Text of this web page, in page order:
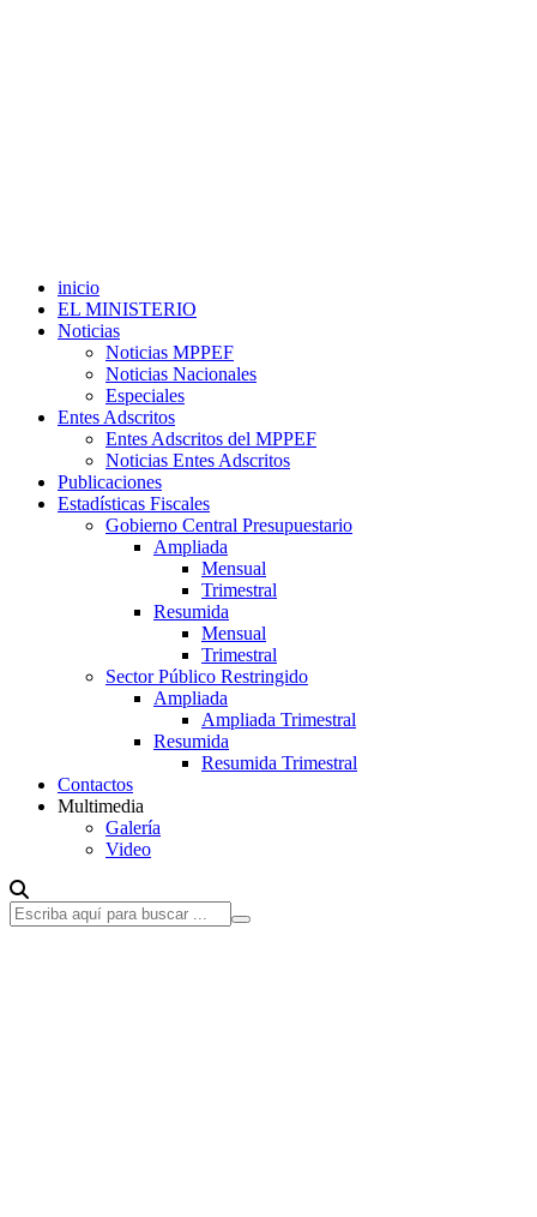
inicio
EL MINISTERIO
Noticias
Noticias MPPEF
Noticias Nacionales
Especiales
Entes Adscritos
Entes Adscritos del MPPEF
Noticias Entes Adscritos
Publicaciones
Estadísticas Fiscales
Gobierno Central Presupuestario
Ampliada
Mensual
Trimestral
Resumida
Mensual
Trimestral
Sector Público Restringido
Ampliada
Ampliada Trimestral
Resumida
Resumida Trimestral
Contactos
Multimedia
Galería
Video